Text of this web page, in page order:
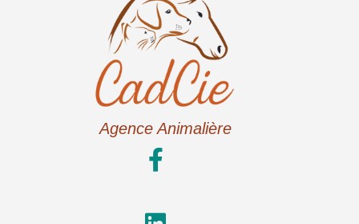
Agence Animalière